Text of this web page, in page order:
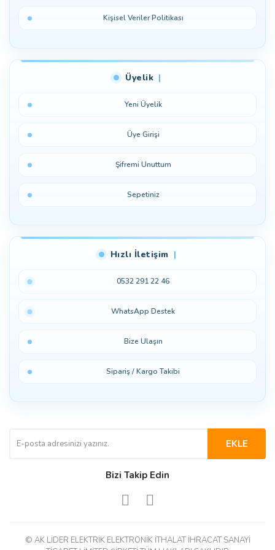
Kişisel Veriler Politikası
Üyelik
Yeni Üyelik
Üye Girişi
Şifremi Unuttum
Sepetiniz
Hızlı İletişim
0532 291 22 46
WhatsApp Destek
Bize Ulaşın
Sipariş / Kargo Takibi
EKLE
Bizi Takip Edin
© AK LİDER ELEKTRİK ELEKTRONİK İTHALAT İHRACAT SANAYİ